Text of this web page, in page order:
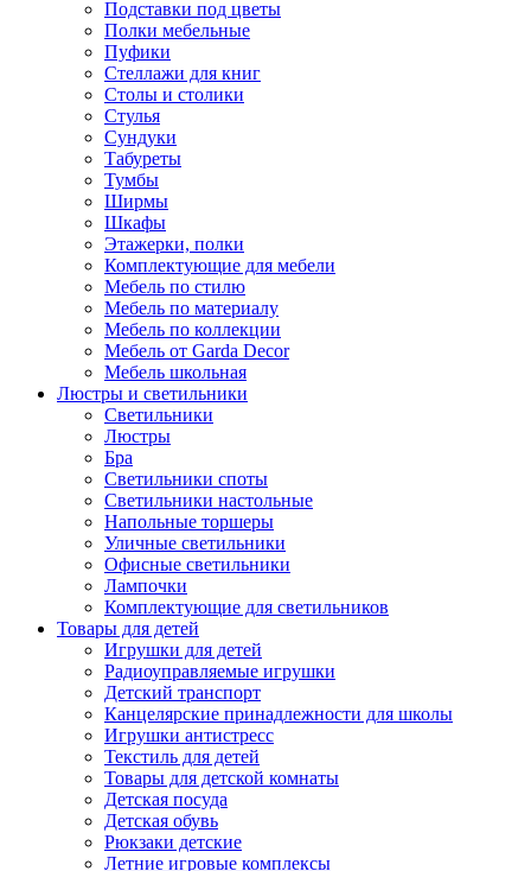
Подставки под цветы
Полки мебельные
Пуфики
Стеллажи для книг
Столы и столики
Стулья
Сундуки
Табуреты
Тумбы
Ширмы
Шкафы
Этажерки, полки
Комплектующие для мебели
Мебель по стилю
Мебель по материалу
Мебель по коллекции
Мебель от Garda Decor
Мебель школьная
Люстры и светильники
Светильники
Люстры
Бра
Светильники споты
Светильники настольные
Напольные торшеры
Уличные светильники
Офисные светильники
Лампочки
Комплектующие для светильников
Товары для детей
Игрушки для детей
Радиоуправляемые игрушки
Детский транспорт
Канцелярские принадлежности для школы
Игрушки антистресс
Текстиль для детей
Товары для детской комнаты
Детская посуда
Детская обувь
Рюкзаки детские
Летние игровые комплексы